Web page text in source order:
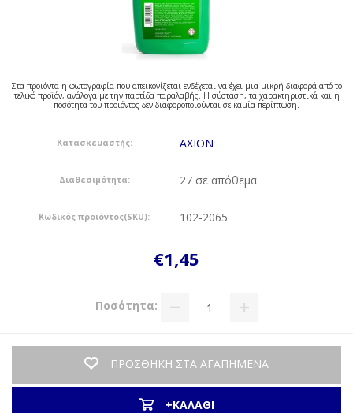
Στα προιόντα η φωτογραφία που απεικονίζεται ενδέχεται να έχει μια μικρή διαφορά από το
τελικό προϊόν, ανάλογα με την παρτίδα παραλαβής. Η σύσταση, τα χαρακτηριστικά και η
ποσότητα του προϊόντος δεν διαφοροποιούνται σε καμία περίπτωση.
Κατασκευαστής: AXION
Διαθεσιμότητα: 27 σε απόθεμα
Κωδικός προϊόντος(SKU): 102-2065
€1,45
Ποσότητα:
ΠΡΟΣΘΗΚΗ ΣΤΑ ΑΓΑΠΗΜΕΝΑ
+ΚΑΛΑΘΙ